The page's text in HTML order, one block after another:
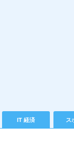
IT 経済 ス